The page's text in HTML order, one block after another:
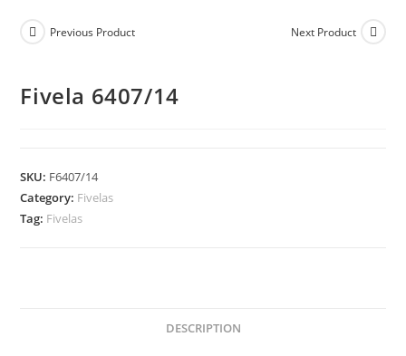
Previous Product Next Product
Fivela 6407/14
SKU: F6407/14
Category: Fivelas
Tag: Fivelas
DESCRIPTION